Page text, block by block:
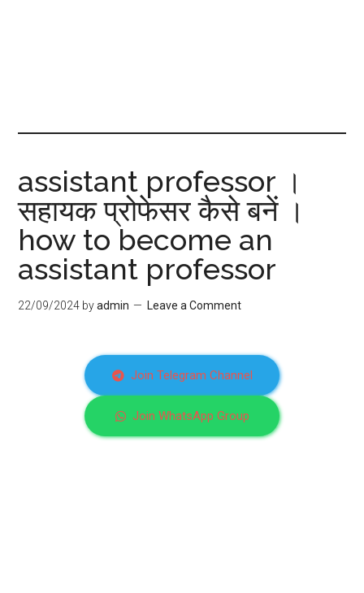
assistant professor ।
सहायक प्रोफेसर कैसे बनें ।
how to become an
assistant professor
22/09/2024 byadmin Leave a Comment
Join Telegram Channel
Join WhatsApp Group